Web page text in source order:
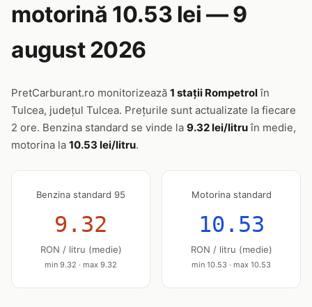
motorină 10.53 lei — 9
august 2026
PretCarburant.ro monitorizează 1 stații Rompetrolîn
Tulcea, județul Tulcea. Prețurile sunt actualizate la fiecare
2 ore. Benzina standard se vinde la 9.32 lei/litruîn medie,
motorina la 10.53 lei/litru.
Benzina standard 95
9.32
RON / litru (medie)
min 9.32 · max 9.32
Motorina standard
10.53
RON / litru (medie)
min 10.53 · max 10.53